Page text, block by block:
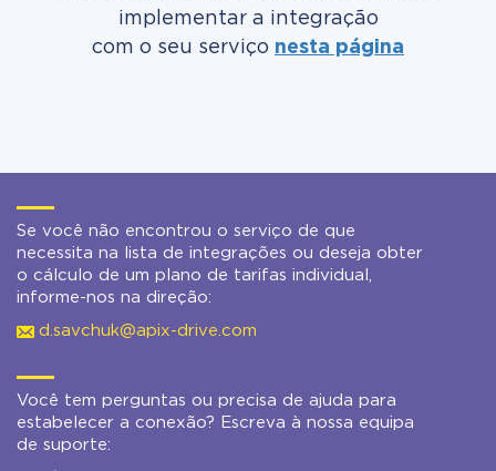
implementar a integração
com o seu serviço nesta página
Se você não encontrou o serviço de que
necessita na lista de integrações ou deseja obter
o cálculo de um plano de tarifas individual,
informe-nos na direção:
d.savchuk@apix-drive.com
Você tem perguntas ou precisa de ajuda para
estabelecer a conexão? Escreva à nossa equipa
de suporte: